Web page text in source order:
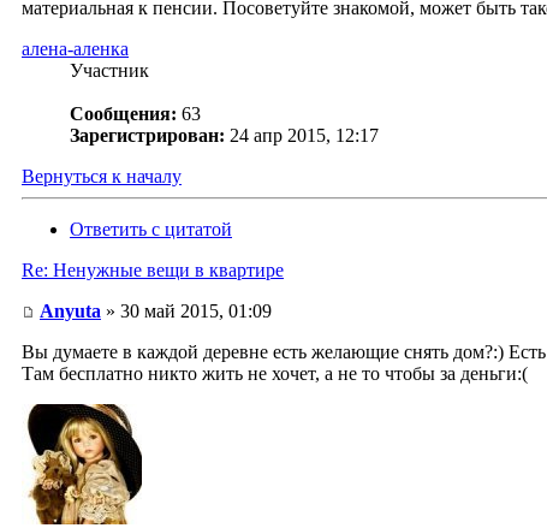
материальная к пенсии. Посоветуйте знакомой, может быть
алена-аленка
Участник
Сообщения: 63
Зарегистрирован: 24 апр 2015, 12:17
Вернуться к началу
Ответить с цитатой
Re: Ненужные вещи в квартире
Anyuta » 30 май 2015, 01:09
Вы думаете в каждой деревне есть желающие снять дом?:)
Там бесплатно никто жить не хочет, а не то чтобы за деньги:(